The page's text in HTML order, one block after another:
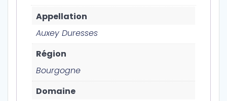
Appellation
Auxey Duresses
Région
Bourgogne
Domaine